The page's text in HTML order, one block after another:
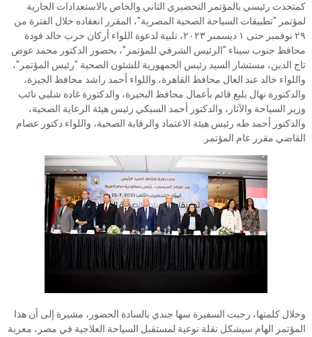
كمتحدث رئيسي بالمؤتمر التحضيري الثاني والخاص بالاستعدادات الجارية
لمؤتمر "تطبيقات السياحة الصحية المصرية"، المقرر انعقاده خلال الفترة من
٢٩ نوفمبر حتى ١ ديسمبر ٢٠٢٣، تلبية لدعوة اللواء أركان حرب خالد فودة
محافظ جنوب سيناء "الرئيس الشرفي للمؤتمر"، بحضور الدكتور محمد عوض
تاج الدين، مستشار السيد رئيس الجمهورية للشئون الصحية "رئيس المؤتمر"،
واللواء خالد عبد العال محافظ القاهرة، واللواء أحمد راشد محافظ الجيزة،
والدكتورة نهال بلبع قائم بأعمال محافظ البحيرة، والدكتورة غادة شلبي نائب
وزير السياحة والآثار، والدكتور أحمد السبكي رئيس هيئة الرعاية الصحية،
والدكتور أحمد طه رئيس هيئة الاعتماد والرقابة الصحية، واللواء دكتور عصام
القاضي مقرر عام المؤتمر.
وخلال كلمتها، رحبت السفيرة سها جندي بالسادة الحضور، مشيرة إلى أن هذا
المؤتمر الهام سيشكل نقلة نوعية لمستقبل السياحة العلاجية في مصر، معربة